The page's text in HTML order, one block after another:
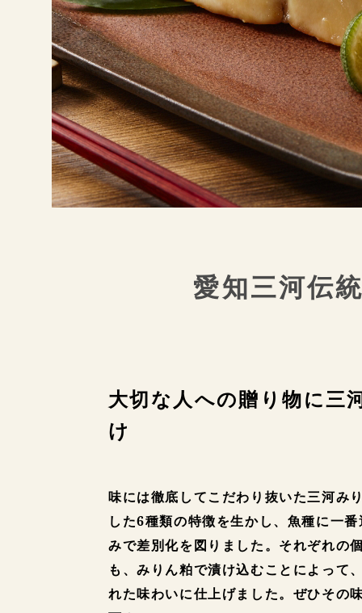
愛知三河
大切な人への贈り物に三
け
味には徹底してこだわり抜いた三河み
した6種類の特徴を生かし、魚種に一
みで差別化を図りました。それぞれの
も、みりん粕で漬け込むことによって
れた味わいに仕上げました。ぜひその